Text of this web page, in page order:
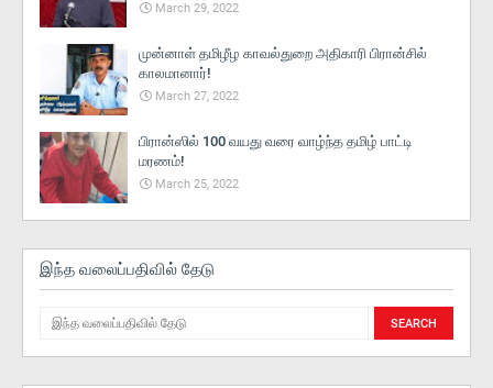
March 29, 2022
முன்னாள் தமிழீழ காவல்துறை அதிகாரி பிரான்சில்
காலமானார்!
March 27, 2022
பிரான்ஸில் 100 வயது வரை வாழ்ந்த தமிழ் பாட்டி
மரணம்!
March 25, 2022
இந்த வலைப்பதிவில் தேடு